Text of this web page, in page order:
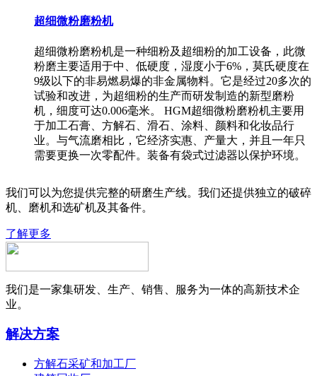
超细微粉磨粉机
超细微粉磨粉机是一种细粉及超细粉的加工设备，此微
粉磨主要适用于中、低硬度，湿度小于6%，莫氏硬度在
9级以下的非易燃易爆的非金属物料。它是经过20多次的
试验和改进，为超细粉的生产而研发制造的新型磨粉
机，细度可达0.006毫米。 HGM超细微粉磨粉机主要用
于加工石膏、方解石、滑石、涂料、颜料和化妆品行
业。与气流磨相比，它经济实惠、产量大，并且一年只
需要更换一次零配件。装备有袋式过滤器以保护环境。
我们可以为您提供完整的研磨生产线。我们还提供独立的破碎
机、磨机和选矿机及其备件。
了解更多
我们是一家集研发、生产、销售、服务为一体的高新技术企
业。
解决方案
方解石采矿和加工厂